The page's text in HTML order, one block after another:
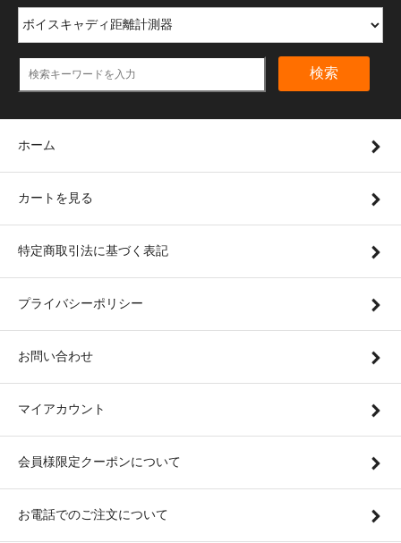
検索
ホーム
カートを見る
特定商取引法に基づく表記
プライバシーポリシー
お問い合わせ
マイアカウント
会員様限定クーポンについて
お電話でのご注文について